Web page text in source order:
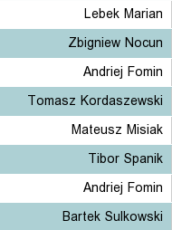
Lebek Marian
Zbigniew Nocun
Andriej Fomin
Tomasz Kordaszewski
Mateusz Misiak
Tibor Spanik
Andriej Fomin
Bartek Sulkowski